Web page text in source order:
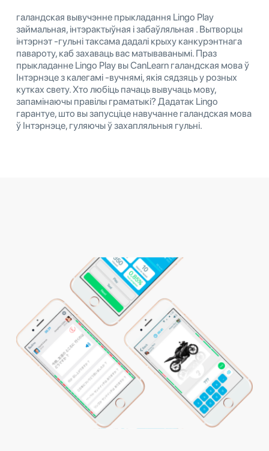
галандская вывучэнне прыкладання Lingo Play
займальная, інтэрактыўная і забаўляльная . Вытворцы
інтэрнэт -гульні таксама дадалі крыху канкурэнтнага
павароту, каб захаваць вас матываванымі. Праз
прыкладанне Lingo Play вы CanLearn галандская мова ў
Інтэрнэце з калегамі -вучнямі, якія сядзяць у розных
кутках свету. Хто любіць пачаць вывучаць мову,
запамінаючы правілы граматыкі? Дадатак Lingo
гарантуе, што вы запусціце навучанне галандская мова
ў Інтэрнэце, гуляючы ў захапляльныя гульні.